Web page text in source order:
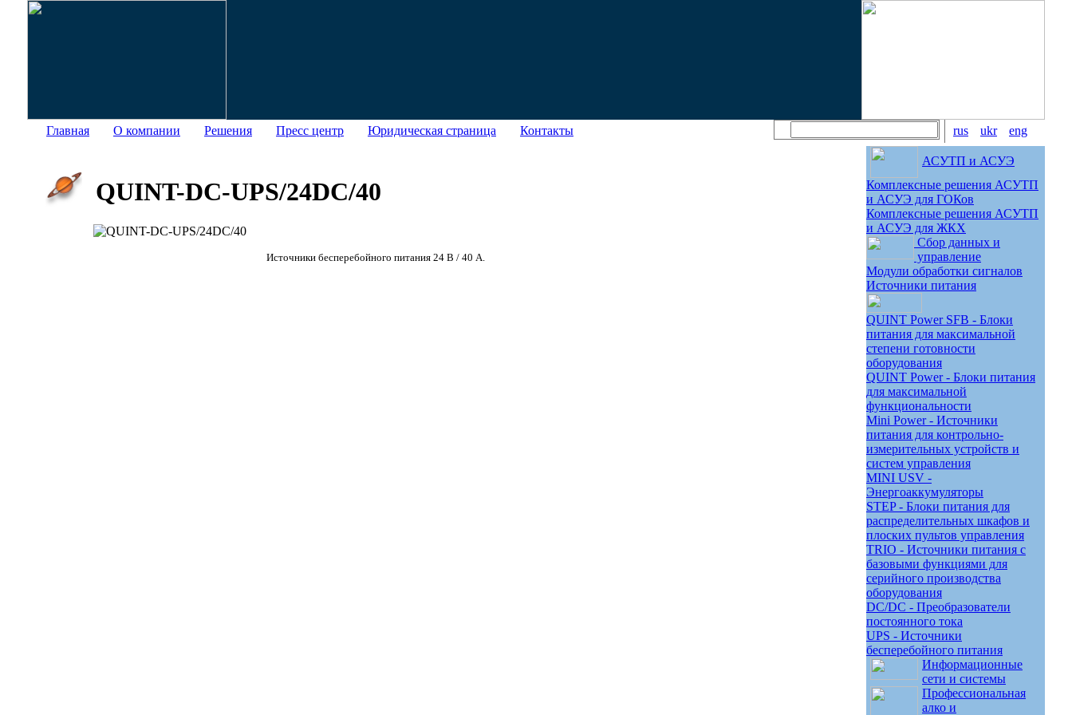
Главная О компании Решения Пресс центр Юридическая страница Контакты rus ukr eng
QUINT-DC-UPS/24DC/40
Источники бесперебойного питания 24 В / 40 A.
АСУТП и АСУЭ
Комплексные решения АСУТП
и АСУЭ для ГОКов
Комплексные решения АСУТП
и АСУЭ для ЖКХ
Сбор данных и
управление
Модули обработки сигналов
Источники питания
QUINT Power SFB - Блоки
питания для максимальной
степени готовности
оборудования
QUINT Power - Блоки питания
для максимальной
функциональности
Mini Power - Источники
питания для контрольно-
измерительных устройств и
систем управления
MINI USV -
Энергоаккумуляторы
STEP - Блоки питания для
распределительных шкафов и
плоских пультов управления
TRIO - Источники питания с
базовыми функциями для
серийного производства
оборудования
DC/DC - Преобразователи
постоянного тока
UPS - Источники
бесперебойного питания
Информационные
сети и системы
Профессиональная
алко и